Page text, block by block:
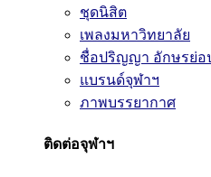
ชุดนิสิต
เพลงมหาวิทยาลัย
ชื่อปริญญา อักษรย่
แบรนด์จุฬาฯ
ภาพบรรยากาศ
ติดต่อจุฬาฯ